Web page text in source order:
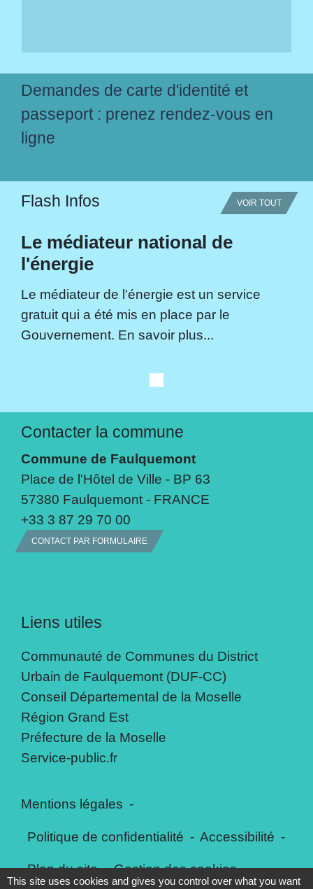
Demandes de carte d'identité et
passeport : prenez rendez-vous en
ligne
Flash Infos VOIR TOUT
Le médiateur national de
l'énergie
Le médiateur de l'énergie est un service
gratuit qui a été mis en place par le
Gouvernement. En savoir plus...
Contacter la commune
Commune de Faulquemont
Place de l'Hôtel de Ville - BP 63
57380 Faulquemont - FRANCE
+33 3 87 29 70 00
CONTACT PAR FORMULAIRE
Liens utiles
Communauté de Communes du District
Urbain de Faulquemont (DUF-CC)
Conseil Départemental de la Moselle
Région Grand Est
Préfecture de la Moselle
Service-public.fr
Mentions légales -
Politique de confidentialité - Accessibilité -
Plan du site - Gestion des cookies
This site uses cookies and gives you control over what you want